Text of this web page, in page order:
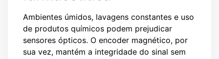
Ambientes úmidos, lavagens constantes e uso
de produtos químicos podem prejudicar
sensores ópticos. O encoder magnético, por
sua vez, mantém a integridade do sinal sem